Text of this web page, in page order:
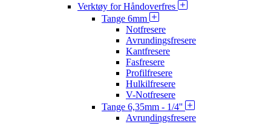
Verktøy for Håndoverfres
Tange 6mm
Notfresere
Avrundingsfresere
Kantfresere
Fasfresere
Profilfresere
Hulkilfresere
V-Notfresere
Tange 6,35mm - 1/4''
Avrundingsfresere